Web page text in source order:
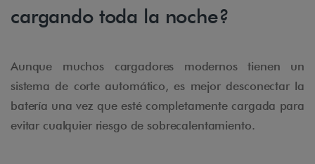
cargando toda la noche?
Aunque muchos cargadores modernos tienen un
sistema de corte automático, es mejor desconectar la
batería una vez que esté completamente cargada para
evitar cualquier riesgo de sobrecalentamiento.